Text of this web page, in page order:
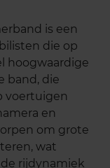
is een
die op
hoogwaardige
band, die
voertuigen
en
om grote
wat
rijdynamiek